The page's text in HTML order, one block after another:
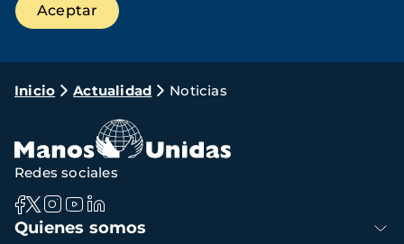
Ruta
navegación
Inicio Actualidad Noticias
Navegación
Quienes somos
Redes sociales